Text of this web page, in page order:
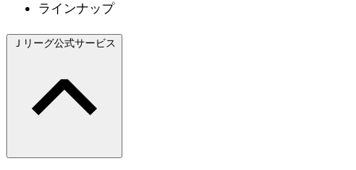
ラインナップ
Ｊリーグ公式サービス